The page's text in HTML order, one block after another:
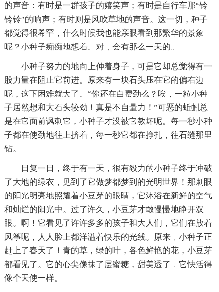
的声音：有时是一群孩子的嬉笑声；有时是自行车那“铃
铃铃”的响声；有时则是风吹草地的声音。这一切，种子
都觉得很希罕，什么时候我也能亲眼看到那繁华的景象
呢？小种子痴痴地想着。对，会有那么一天的。
小种子努力的地向上伸着身子，可是它却总觉得有一
股力量在阻止它前进。原来有一块石头压在它的偏右边
呢，这下困难就大了。“你还在白费劲么？唉，一粒小种
子居然想和大石头较劲！真是不自量力！”可恶的蚯蚓总
是在它面前讽刺它，小种子才没被它教坏呢。每一秒小种
子都在使劲地往上挤着，每一秒它都在挣扎，往石缝那里
钻。
日复一日，终于有一天，很有毅力的小种子终于冲破
了大地的绿衣，见到了它做梦都梦到的光明世界！那刺眼
的阳光明亮地照耀着小豆芽的眼睛，它沐浴在新鲜的空气
和灿烂的阳光中。过了许久，小豆芽才敢慢慢地睁开双
眼。啊！它看见了许许多多的孩子和大人们，它们在放着
风筝呢，人人脸上都洋溢着快乐的光线。原来，小种子正
赶上了春天了！青的草，绿的叶，各色鲜艳的花，小豆芽
都看见了。它的心尖像抹了层蜜糖，甜美透了，它快活得
像个天使一样。